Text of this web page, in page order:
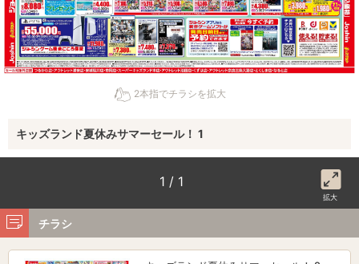
2本指でチラシを拡大
キッズランド夏休みサマーセール！ 1
1 / 1
拡大
チラシ